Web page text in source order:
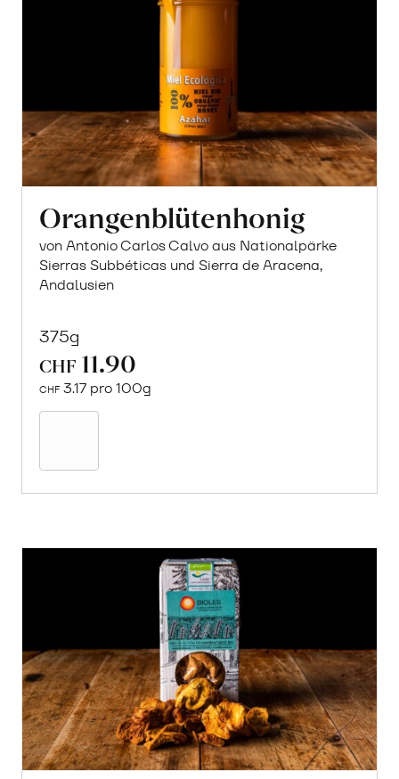
Orangenblütenhonig
von Antonio Carlos Calvo aus Nationalpärke
Sierras Subbéticas und Sierra de Aracena,
Andalusien
375g
CHF 11.90
CHF 3.17 pro 100g